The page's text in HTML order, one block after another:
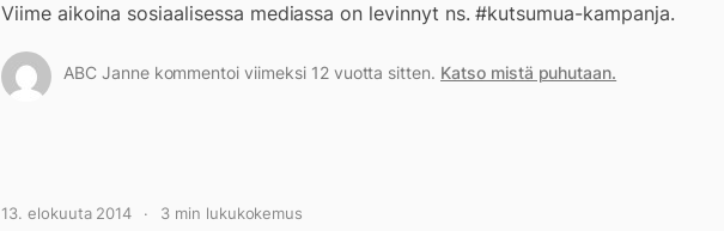
Viime aikoina sosiaalisessa mediassa on levinnyt ns. #kutsumua-kampanja.
ABC Janne kommentoi viimeksi 12 vuotta sitten. Katso mistä puhutaan.
13. elokuuta 2014 3 min lukukokemus